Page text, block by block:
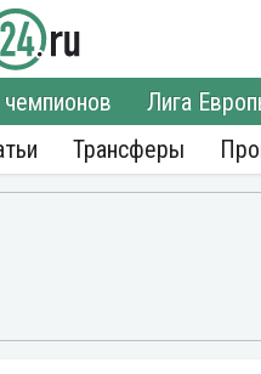
чемпионов Лига
Трансферы